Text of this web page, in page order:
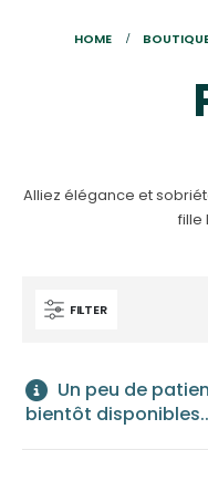
HOME
Alliez élégance et
fille
FILTER
Un peu de
bientôt